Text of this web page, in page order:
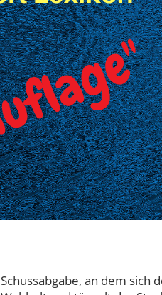
an dem sich